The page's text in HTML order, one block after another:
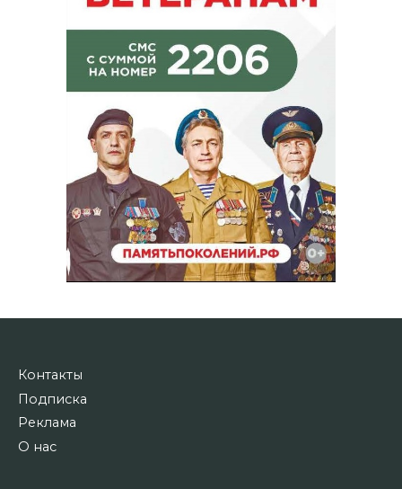
Контакты
Подписка
Реклама
О нас